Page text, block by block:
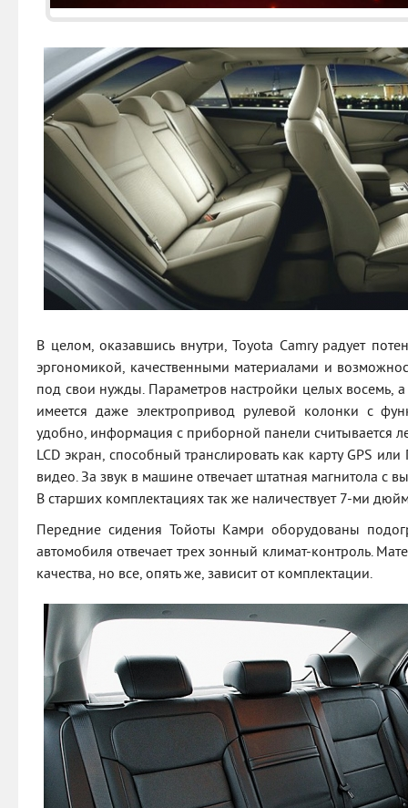
В целом, оказавшись внутри, Toyota Camry радует
эргономикой, качественными материалами и
под свои нужды. Параметров настройки целых восемь,
имеется даже электропривод рулевой колонки с
удобно, информация с приборной панели считывается
LCD экран, способный транслировать как карту GPS
видео. За звук в машине отвечает штатная магнитола с
В старших комплектациях так же наличествует 7-ми
Передние сидения Тойоты Камри оборудованы
автомобиля отвечает трех зонный климат-контроль.
качества, но все, опять же, зависит от комплектации.